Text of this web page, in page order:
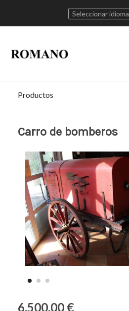
Seleccionar idioma
Productos
Carro de bomberos
6.500,00 €